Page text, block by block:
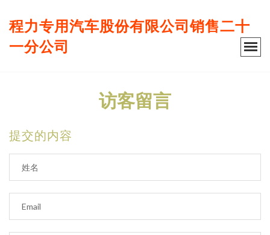
程力专用汽车股份有限公司销售二十
一分公司
访客留言
提交的内容